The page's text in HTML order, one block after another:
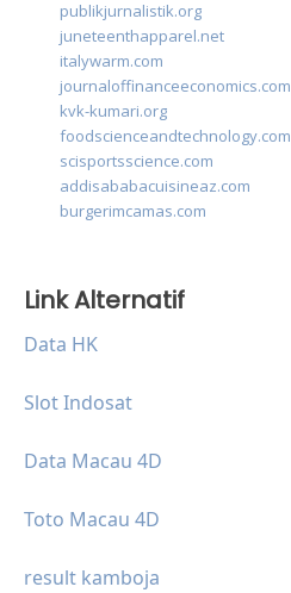
publikjurnalistik.org
juneteenthapparel.net
italywarm.com
journaloffinanceeconomics.com
kvk-kumari.org
foodscienceandtechnology.com
scisportsscience.com
addisababacuisineaz.com
burgerimcamas.com
Link Alternatif
Data HK
Slot Indosat
Data Macau 4D
Toto Macau 4D
result kamboja